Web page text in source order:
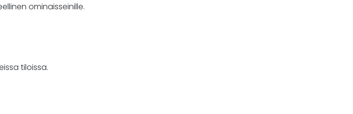
ominaisseinille.
tiloissa.